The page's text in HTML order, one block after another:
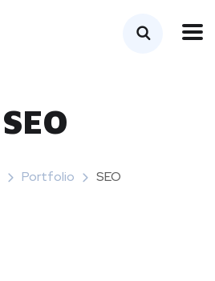
SEO
Portfolio SEO